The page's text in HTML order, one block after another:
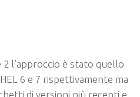
l’approccio è stato quello
6 e 7 rispettivamente ma
di versioni più recenti e